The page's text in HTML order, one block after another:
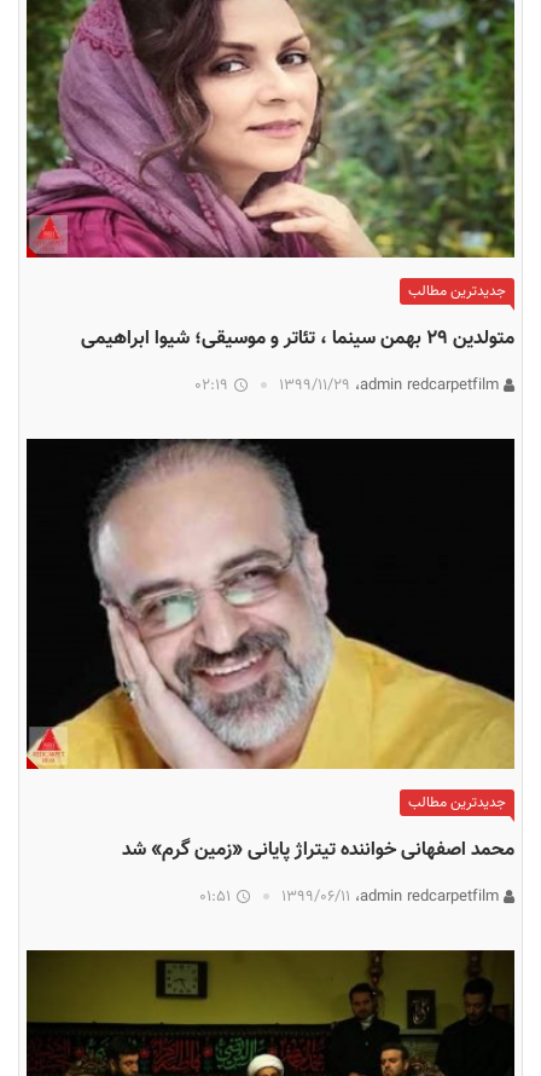
جدیدترین مطالب
متولدین ۲۹ بهمن سینما ، تئاتر و موسیقی؛ شیوا ابراهیمی
۱۳۹۹/۱۱/۲۹ 02:19
جدیدترین مطالب
محمد اصفهانی خواننده تیتراژ پایانی «زمین گرم» شد
۱۳۹۹/۰۶/۱۱ 01:51